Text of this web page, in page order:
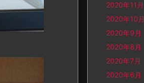
2020年11月
2020年10月
2020年9月
2020年8月
2020年7月
2020年6月